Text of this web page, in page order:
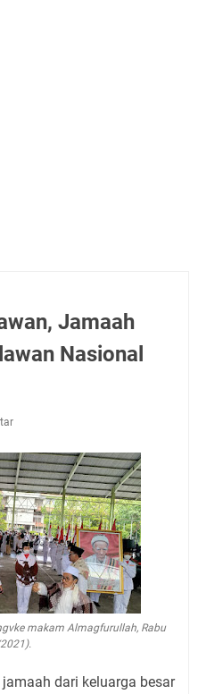
Jamaah
Nasional
makam Almagfurullah, Rabu
jamaah dari keluarga besar